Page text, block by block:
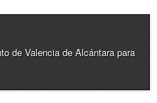
de Valencia de Alcántara para